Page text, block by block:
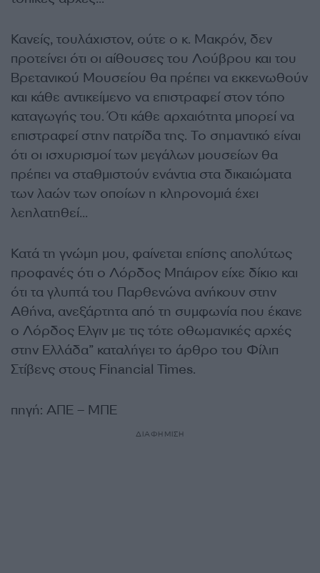
Κανείς, τουλάχιστον, ούτε ο κ. Mακρόν, δεν
προτείνει ότι οι αίθουσες του Λούβρου και του
Βρετανικού Μουσείου θα πρέπει να εκκενωθούν
και κάθε αντικείμενο να επιστραφεί στον τόπο
καταγωγής του. Ότι κάθε αρχαιότητα μπορεί να
επιστραφεί στην πατρίδα της. Το σημαντικό είναι
ότι οι ισχυρισμοί των μεγάλων μουσείων θα
πρέπει να σταθμιστούν ενάντια στα δικαιώματα
των λαών των οποίων η κληρονομιά έχει
λεηλατηθεί…
Κατά τη γνώμη μου, φαίνεται επίσης απολύτως
προφανές ότι ο Λόρδος Μπάιρον είχε δίκιο και
ότι τα γλυπτά του Παρθενώνα ανήκουν στην
Αθήνα, ανεξάρτητα από τη συμφωνία που έκανε
ο Λόρδος Ελγιν με τις τότε οθωμανικές αρχές
στην Ελλάδα” καταλήγει το άρθρο του Φίλιπ
Στίβενς στους Financial Times.
πηγή: ΑΠΕ – ΜΠΕ
ΔΙΑΦΗΜΙΣΗ